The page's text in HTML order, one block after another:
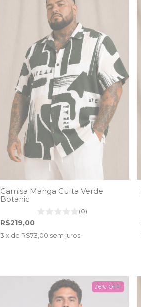
Camisa Manga Curta Verde
Botanic
(0)
R$219,00
3 x de R$73,00 sem juros
26% OFF